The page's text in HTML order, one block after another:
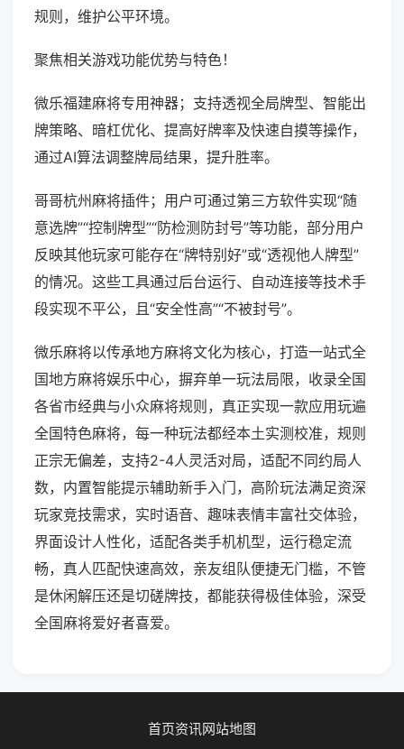
规则，维护公平环境。
聚焦相关游戏功能优势与特色！
微乐福建麻将专用神器；支持透视全局牌型、智能出
牌策略、暗杠优化、提高好牌率及快速自摸等操作，
通过AI算法调整牌局结果，提升胜率。
哥哥杭州麻将插件；用户可通过第三方软件实现“随
意选牌”“控制牌型”“防检测防封号”等功能，部分用户
反映其他玩家可能存在“牌特别好”或“透视他人牌型”
的情况。这些工具通过后台运行、自动连接等技术手
段实现不平公，且“安全性高”“不被封号”。
微乐麻将以传承地方麻将文化为核心，打造一站式全
国地方麻将娱乐中心，摒弃单一玩法局限，收录全国
各省市经典与小众麻将规则，真正实现一款应用玩遍
全国特色麻将，每一种玩法都经本土实测校准，规则
正宗无偏差，支持2-4人灵活对局，适配不同约局人
数，内置智能提示辅助新手入门，高阶玩法满足资深
玩家竞技需求，实时语音、趣味表情丰富社交体验，
界面设计人性化，适配各类手机机型，运行稳定流
畅，真人匹配快速高效，亲友组队便捷无门槛，不管
是休闲解压还是切磋牌技，都能获得极佳体验，深受
全国麻将爱好者喜爱。
首页资讯网站地图